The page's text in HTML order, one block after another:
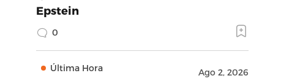
Epstein
0
Última Hora Ago 2, 2026